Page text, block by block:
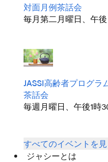
対面月例茶話会
毎月第二月曜日、午
JASSI高齢者プログラ
茶話会
毎週月曜日、午後1時
すべてのイベントを
ジャシーとは